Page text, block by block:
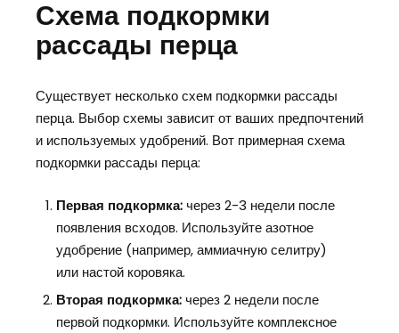
Схема подкормки
рассады перца
Существует несколько схем подкормки рассады
перца. Выбор схемы зависит от ваших предпочтений
и используемых удобрений. Вот примерная схема
подкормки рассады перца:
Первая подкормка:через 2-3 недели после
появления всходов. Используйте азотное
удобрение (например, аммиачную селитру)
или настой коровяка.
Вторая подкормка:через 2 недели после
первой подкормки. Используйте комплексное